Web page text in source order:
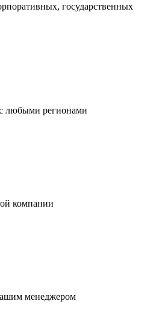
государственных
любыми регионами
компании
менеджером